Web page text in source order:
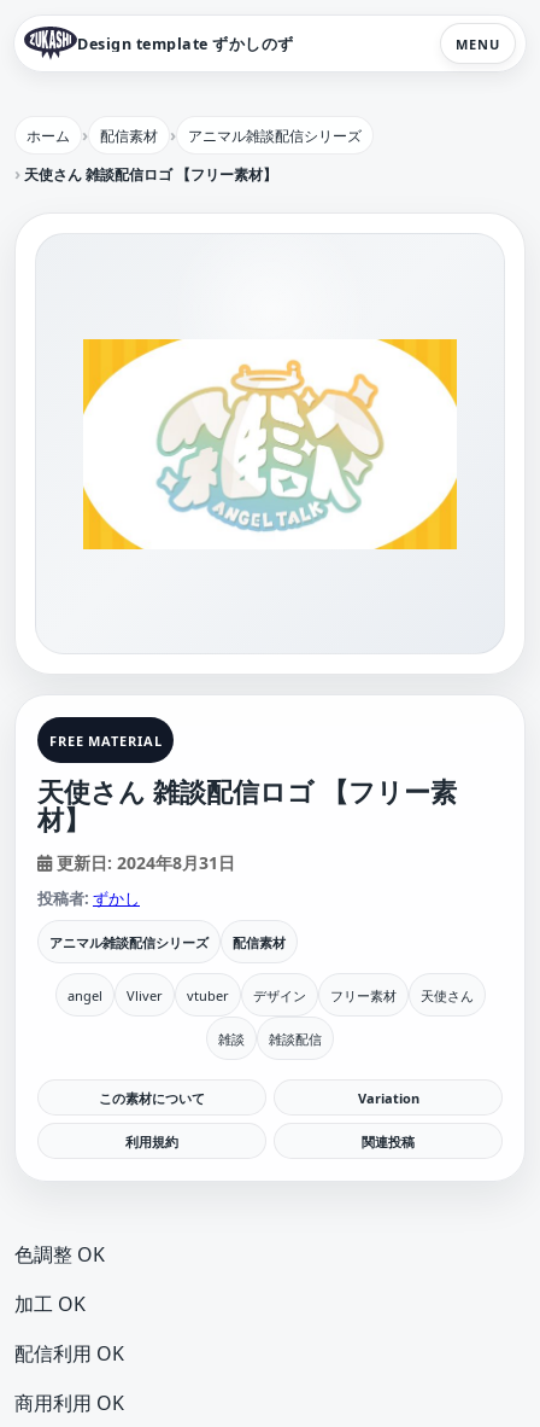
Design template ずかしのず MENU
ホーム 配信素材
アニマル雑談配信シリーズ
天使さん 雑談配信ロゴ 【フリー素材】
FREE MATERIAL
天使さん 雑談配信ロゴ 【フリー素
材】
更新日: 2024年8月31日
投稿者: ずかし
アニマル雑談配信シリーズ 配信素材
angel Vliver vtuber デザイン フリー素材 天使さん
雑談 雑談配信
この素材について Variation
利用規約 関連投稿
色調整 OK
加工 OK
配信利用 OK
商用利用 OK